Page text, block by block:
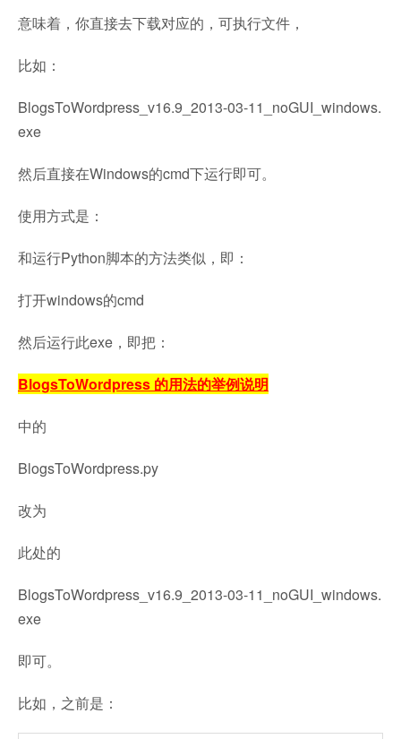
意味着，你直接去下载对应的，可执行文件，
比如：
BlogsToWordpress_v16.9_2013-03-11_noGUI_windows.
exe
然后直接在Windows的cmd下运行即可。
使用方式是：
和运行Python脚本的方法类似，即：
打开windows的cmd
然后运行此exe，即把：
BlogsToWordpress 的用法的举例说明
中的
BlogsToWordpress.py
改为
此处的
BlogsToWordpress_v16.9_2013-03-11_noGUI_windows.
exe
即可。
比如，之前是：